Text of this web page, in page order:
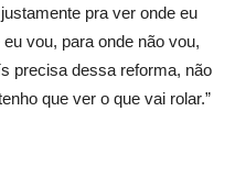
pra ver onde eu
vou, para onde não vou,
precisa dessa reforma, não
que ver o que vai rolar.”